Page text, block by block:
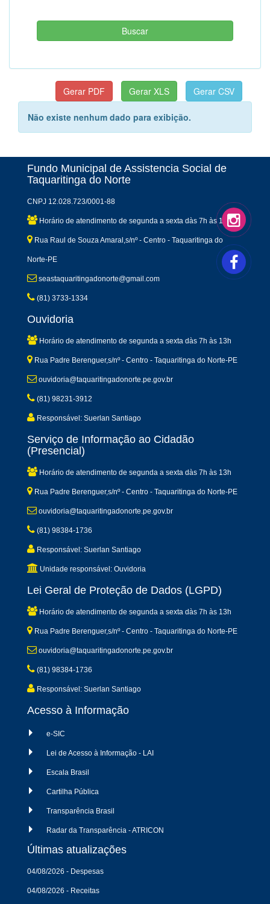
Não existe nenhum dado para exibição.
Fundo Municipal de Assistencia Social de
Taquaritinga do Norte
CNPJ 12.028.723/0001-88
Horário de atendimento de segunda a sexta dàs 7h às 13h
Rua Raul de Souza Amaral,s/nº - Centro - Taquaritinga do
Norte-PE
seastaquaritingadonorte@gmail.com
(81) 3733-1334
Ouvidoria
Horário de atendimento de segunda a sexta dàs 7h às 13h
Rua Padre Berenguer,s/nº - Centro - Taquaritinga do Norte-PE
ouvidoria@taquaritingadonorte.pe.gov.br
(81) 98231-3912
Responsável: Suerlan Santiago
Serviço de Informação ao Cidadão
(Presencial)
Horário de atendimento de segunda a sexta dàs 7h às 13h
Rua Padre Berenguer,s/nº - Centro - Taquaritinga do Norte-PE
ouvidoria@taquaritingadonorte.pe.gov.br
(81) 98384-1736
Responsável: Suerlan Santiago
Unidade responsável: Ouvidoria
Lei Geral de Proteção de Dados (LGPD)
Horário de atendimento de segunda a sexta dàs 7h às 13h
Rua Padre Berenguer,s/nº - Centro - Taquaritinga do Norte-PE
ouvidoria@taquaritingadonorte.pe.gov.br
(81) 98384-1736
Responsável: Suerlan Santiago
Acesso à Informação
e-SIC
Lei de Acesso à Informação - LAI
Escala Brasil
Cartilha Pública
Transparência Brasil
Radar da Transparência - ATRICON
Últimas atualizações
04/08/2026 - Despesas
04/08/2026 - Receitas